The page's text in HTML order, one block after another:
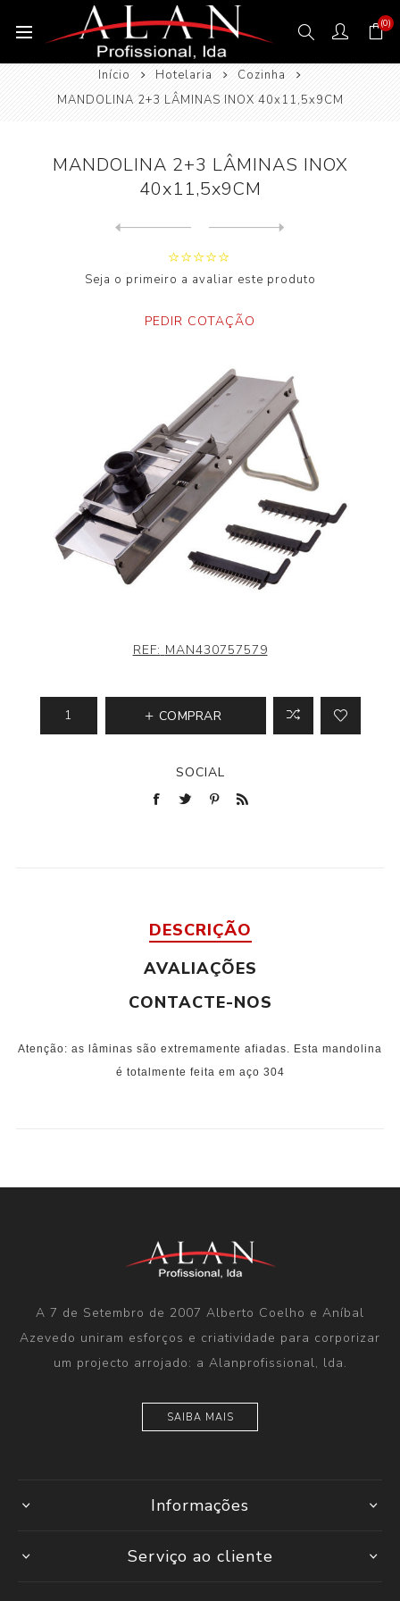
(0)
Início Hotelaria
Cozinha
MANDOLINA 2+3 LÂMINAS INOX 40x11,5x9CM
MANDOLINA 2+3 LÂMINAS INOX
40x11,5x9CM
Seja o primeiro a avaliar este produto
PEDIR COTAÇÃO
REF: MAN430757579
COMPRAR
SOCIAL
DESCRIÇÃO
AVALIAÇÕES
CONTACTE-NOS
Atenção: as lâminas são extremamente afiadas. Esta mandolina
é totalmente feita em aço 304
A 7 de Setembro de 2007 Alberto Coelho e Aníbal
Azevedo uniram esforços e criatividade para corporizar
um projecto arrojado: a Alanprofissional, lda.
SAIBA MAIS
Informações
Serviço ao cliente